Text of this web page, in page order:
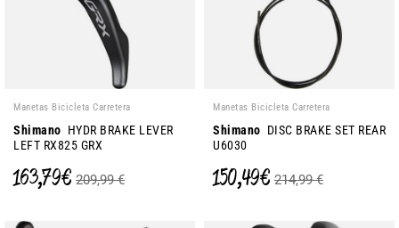
Manetas Bicicleta Carretera
Shimano HYDR BRAKE LEVER
LEFT RX825 GRX
163,79 € 209,99 €
Manetas Bicicleta Carretera
Shimano DISC BRAKE SET REAR
U6030
150,49 € 214,99 €